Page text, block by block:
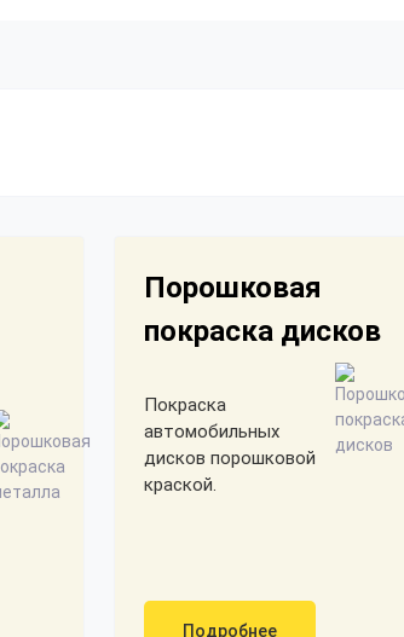
Порошковая
покраска дисков
Покраска
автомобильных
дисков порошковой
краской.
Подробнее